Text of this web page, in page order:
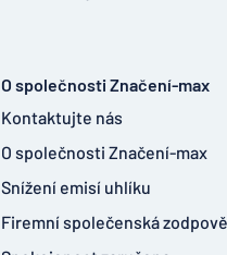
O společnosti Značení-max
Kontaktujte nás
O společnosti Značení-max
Snížení emisí uhlíku
Firemní společenská